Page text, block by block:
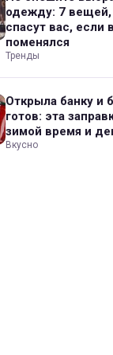
одежду: 7 вещей,
спасут вас, если
поменялся
Тренды
Открыла банку и
готов: эта
зимой время и
Вкусно